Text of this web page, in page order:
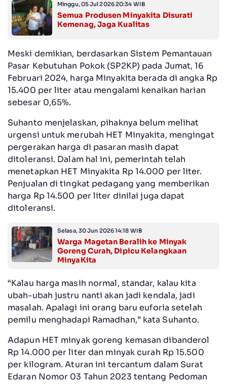
Minggu, 05 Jul 2026 20:34 WIB
Semua Produsen Minyakita Disurati
Kemenag, Jaga Kualitas
Meski demikian, berdasarkan Sistem Pemantauan
Pasar Kebutuhan Pokok (SP2KP) pada Jumat, 16
Februari 2024, harga Minyakita berada di angka Rp
15.400 per liter atau mengalami kenaikan harian
sebesar 0,65%.
Suhanto menjelaskan, pihaknya belum melihat
urgensi untuk merubah HET Minyakita, mengingat
pergerakan harga di pasaran masih dapat
ditoleransi. Dalam hal ini, pemerintah telah
menetapkan HET Minyakita Rp 14.000 per liter.
Penjualan di tingkat pedagang yang memberikan
harga Rp 14.500 per liter dinilai juga dapat
ditoleransi.
Selasa, 30 Jun 2026 14:18 WIB
Warga Magetan Beralih ke Minyak
Goreng Curah, Dipicu Kelangkaan
MinyaKita
“Kalau harga masih normal, standar, kalau kita
ubah-ubah justru nanti akan jadi kendala, jadi
masalah. Apalagi ini orang baru euforia setelah
pemilu menghadapi Ramadhan,” kata Suhanto.
Adapun HET minyak goreng kemasan dibanderol
Rp 14.000 per liter dan minyak curah Rp 15.500
per kilogram. Aturan ini tercantum dalam Surat
Edaran Nomor 03 Tahun 2023 tentang Pedoman